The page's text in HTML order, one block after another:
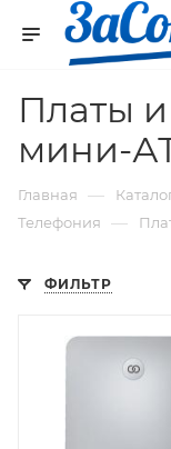
Платы
мини-
Главная —
Телефония —
ФИЛЬТР